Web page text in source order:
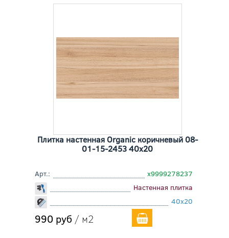
Плитка настенная Organic коричневый 08-
01-15-2453 40x20
Арт.:
х9999278237
Настенная плитка
40x20
990 руб / м2